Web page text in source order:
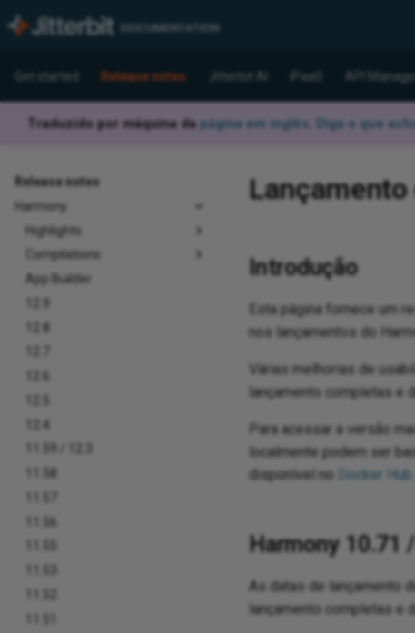
Get started Release notes Jitterbit AI iPaaS API Manager
Traduzido por máquina da página em inglês Diga o que
Release notes
Harmony
Highlights
Compilations
App Builder
12.8
12.4
11.56
Introdução
Esta página fornece um
nos lançamentos do
Várias melhorias de
lançamento completas e
Para acessar a versão
localmente podem ser
disponível no
Docker Hub
Harmony 10.71
As datas de lançamento
lançamento completas e